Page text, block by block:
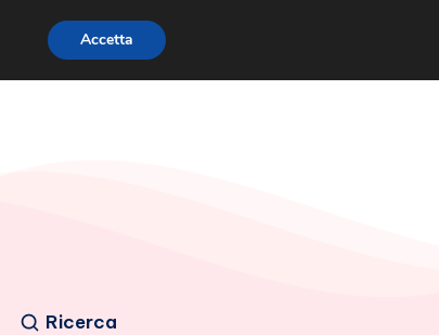
Ricerca
Accetta